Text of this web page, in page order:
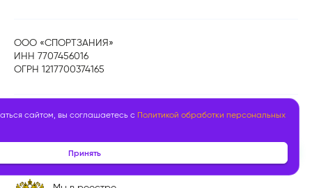
сайтом, вы соглашаетесь с Политикой обработки персональных
Принять
ООО «СПОРТЗАНИЯ»
ИНН 7707456016
ОГРН 1217700374165
Политика обработки персональных данных